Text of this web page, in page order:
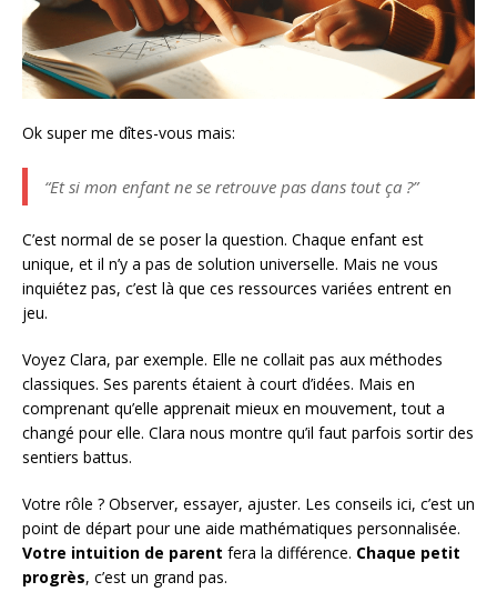
Ok super me dîtes-vous mais:
“Et si mon enfant ne se retrouve pas dans tout ça ?”
C’est normal de se poser la question. Chaque enfant est
unique, et il n’y a pas de solution universelle. Mais ne vous
inquiétez pas, c’est là que ces ressources variées entrent en
jeu.
Voyez Clara, par exemple. Elle ne collait pas aux méthodes
classiques. Ses parents étaient à court d’idées. Mais en
comprenant qu’elle apprenait mieux en mouvement, tout a
changé pour elle. Clara nous montre qu’il faut parfois sortir des
sentiers battus.
Votre rôle ? Observer, essayer, ajuster. Les conseils ici, c’est un
point de départ pour une aide mathématiques personnalisée.
Votre intuition de parent fera la différence. Chaque petit
progrès, c’est un grand pas.